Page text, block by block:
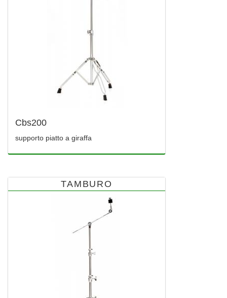
Cbs200
supporto piatto a giraffa
TAMBURO